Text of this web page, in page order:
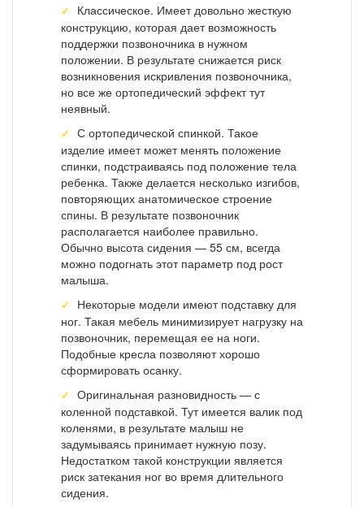
Классическое. Имеет довольно жесткую
конструкцию, которая дает возможность
поддержки позвоночника в нужном
положении. В результате снижается риск
возникновения искривления позвоночника,
но все же ортопедический эффект тут
неявный.
С ортопедической спинкой. Такое
изделие имеет может менять положение
спинки, подстраиваясь под положение тела
ребенка. Также делается несколько изгибов,
повторяющих анатомическое строение
спины. В результате позвоночник
располагается наиболее правильно.
Обычно высота сидения — 55 см, всегда
можно подогнать этот параметр под рост
малыша.
Некоторые модели имеют подставку для
ног. Такая мебель минимизирует нагрузку на
позвоночник, перемещая ее на ноги.
Подобные кресла позволяют хорошо
сформировать осанку.
Оригинальная разновидность — с
коленной подставкой. Тут имеется валик под
коленями, в результате малыш не
задумываясь принимает нужную позу.
Недостатком такой конструкции является
риск затекания ног во время длительного
сидения.